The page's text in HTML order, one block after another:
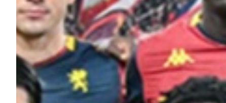
Kids
Accessori
Party